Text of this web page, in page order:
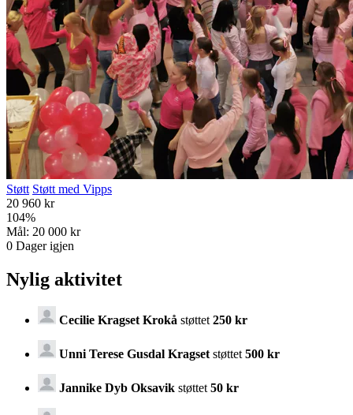
Støtt Støtt med Vipps
20 960 kr
104%
Mål: 20 000 kr
0 Dager igjen
Nylig aktivitet
Cecilie Kragset Krokå støttet 250 kr
Unni Terese Gusdal Kragset støttet 500 kr
Jannike Dyb Oksavik støttet 50 kr